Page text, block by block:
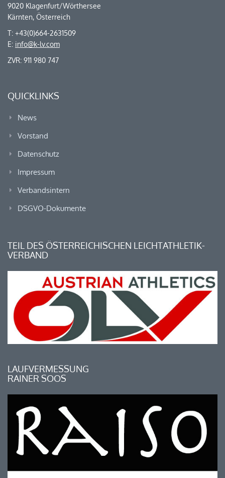
9020 Klagenfurt/Wörthersee
Kärnten, Österreich
T: +43(0)664-2631509
E: info@k-lv.com
ZVR: 911 980 747
QUICKLINKS
News
Vorstand
Datenschutz
Impressum
Verbandsintern
DSGVO-Dokumente
TEIL DES ÖSTERREICHISCHEN LEICHTATHLETIK-
VERBAND
LAUFVERMESSUNG
RAINER SOOS